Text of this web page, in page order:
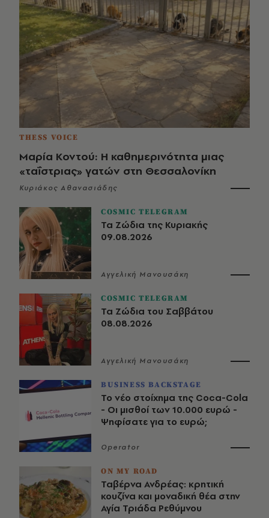
THESS VOICE
Μαρία Κοντού: Η καθημερινότητα μιας
«ταΐστριας» γατών στη Θεσσαλονίκη
Κυριάκος Αθανασιάδης
COSMIC TELEGRAM
Τα Ζώδια της Κυριακής
09.08.2026
Αγγελική Μανουσάκη
COSMIC TELEGRAM
Τα Ζώδια του Σαββάτου
08.08.2026
Αγγελική Μανουσάκη
BUSINESS BACKSTAGE
Το νέο στοίχημα της Coca-Cola
- Οι μισθοί των 10.000 ευρώ -
Ψηφίσατε για το ευρώ;
Operator
ON MY ROAD
Ταβέρνα Ανδρέας: κρητική
κουζίνα και μοναδική θέα στην
Αγία Τριάδα Ρεθύμνου